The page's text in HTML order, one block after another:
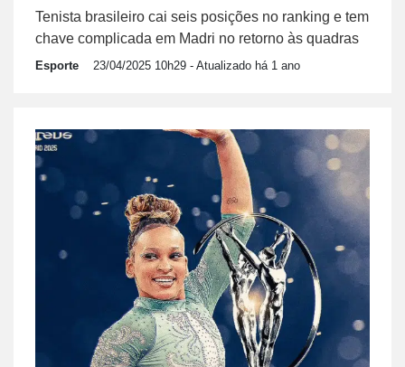
Tenista brasileiro cai seis posições no ranking e tem
chave complicada em Madri no retorno às quadras
Esporte 23/04/2025 10h29 - Atualizado há 1 ano